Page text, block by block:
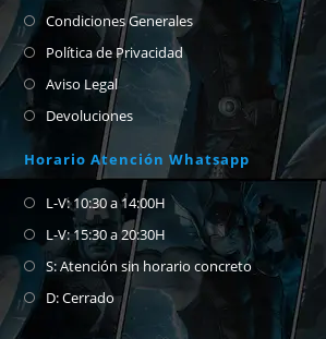
Condiciones Generales
Política de Privacidad
Aviso Legal
Devoluciones
Horario Atención Whatsapp
L-V: 10:30 a 14:00H
L-V: 15:30 a 20:30H
S: Atención sin horario concreto
D: Cerrado